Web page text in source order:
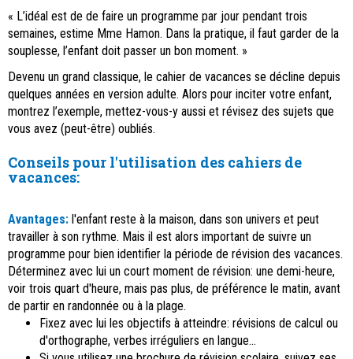
« L’idéal est de de faire un programme par jour pendant trois
semaines, estime Mme Hamon. Dans la pratique, il faut garder de la
souplesse, l’enfant doit passer un bon moment. »
Devenu un grand classique, le cahier de vacances se décline depuis
quelques années en version adulte. Alors pour inciter votre enfant,
montrez l’exemple, mettez-vous-y aussi et révisez des sujets que
vous avez (peut-être) oubliés.
Conseils pour l'utilisation des cahiers de
vacances:
Avantages: l'enfant reste à la maison, dans son univers et peut
travailler à son rythme. Mais il est alors important de suivre un
programme pour bien identifier la période de révision des vacances.
Déterminez avec lui un court moment de révision: une demi-heure,
voir trois quart d'heure, mais pas plus, de préférence le matin, avant
de partir en randonnée ou à la plage.
Fixez avec lui les objectifs à atteindre: révisions de calcul ou
d'orthographe, verbes irréguliers en langue...